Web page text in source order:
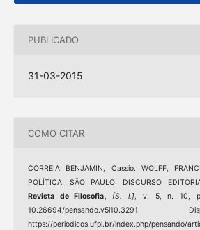
PUBLICADO
31-03-2015
COMO CITAR
CORREIA BENJAMIN, Cassio. WOLFF,
POLÍTICA. SÃO PAULO: DISCURSO
Revista de Filosofia,[S. l.], v. 5, n. 10, p.
10.26694/
https://periodicos.ufpi.br/index.php/pensando/